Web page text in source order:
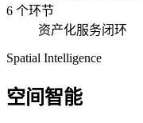
6 个环节
资产化服务闭环
Spatial Intelligence
空间智能